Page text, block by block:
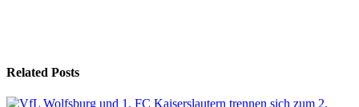
Related Posts